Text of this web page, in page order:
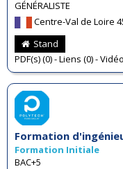
GÉNÉRALISTE
Centre-Val de Loire
Stand
PDF(s) (0) - Liens (0) -
Formation
Formation Initiale
BAC+5